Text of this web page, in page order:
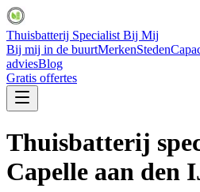
Thuisbatterij Specialist Bij Mij
Bij mij in de buurtMerkenSteden
adviesBlog
Gratis offertes
Thuisbatterij
Capelle aan den